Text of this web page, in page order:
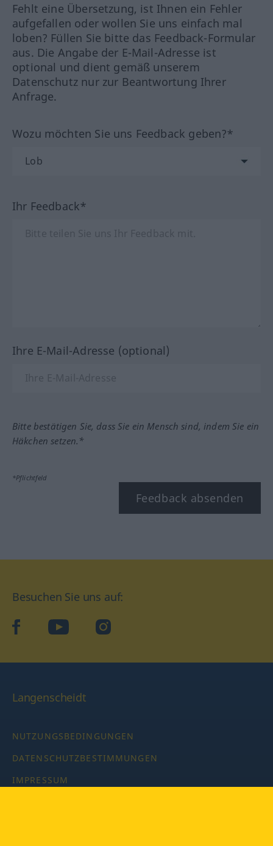
Fehlt eine Übersetzung, ist Ihnen ein Fehler
aufgefallen oder wollen Sie uns einfach mal
loben? Füllen Sie bitte das Feedback-Formular
aus. Die Angabe der E-Mail-Adresse ist
optional und dient gemäß unserem
Datenschutz nur zur Beantwortung Ihrer
Anfrage.
Wozu möchten Sie uns Feedback geben?*
Ihr Feedback*
Ihre E-Mail-Adresse (optional)
Bitte bestätigen Sie, dass Sie ein Mensch sind, indem Sie ein
Häkchen setzen.*
*Pflichtfeld
Feedback absenden
Besuchen Sie uns auf:
facebookYouTube Instagram
Langenscheidt
NUTZUNGSBEDINGUNGEN
DATENSCHUTZBESTIMMUNGEN
IMPRESSUM